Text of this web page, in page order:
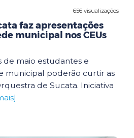
656 visualizações
faz apresentações
municipal nos CEUs
maio estudantes e
municipal poderão curtir as
de Sucata. Iniciativa